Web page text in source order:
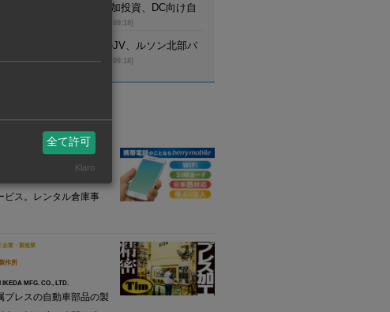
ベトナム】ミスミGが追加投資、DC向け自
(8月6日 09:18)
フィリピン】日本工営のJV、ルソン北部バ
ス道の設計受注 (8月6日 09:18)
ビス。レンタル倉庫事
企業・製造業
作所
IKEDA MFG. CO., LTD.
プレスの自動車部品の製
全て許可
Klaro